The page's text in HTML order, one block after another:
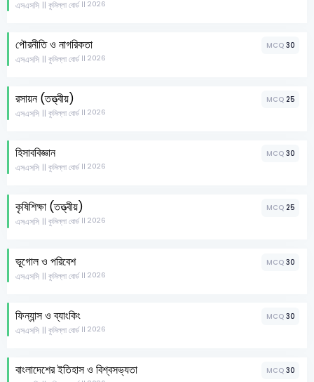
এসএসসি || কুমিল্লা বোর্ড || 2026
পৌরনীতি ও নাগরিকতা
এসএসসি || কুমিল্লা বোর্ড || 2026
MCQ 30
রসায়ন (তত্ত্বীয়)
এসএসসি || কুমিল্লা বোর্ড || 2026
MCQ 25
হিসাববিজ্ঞান
এসএসসি || কুমিল্লা বোর্ড || 2026
MCQ 30
কৃষিশিক্ষা (তত্ত্বীয়)
এসএসসি || কুমিল্লা বোর্ড || 2026
MCQ 25
ভূগোল ও পরিবেশ
এসএসসি || কুমিল্লা বোর্ড || 2026
MCQ 30
ফিন্যান্স ও ব্যাংকিং
এসএসসি || কুমিল্লা বোর্ড || 2026
MCQ 30
বাংলাদেশের ইতিহাস ও বিশ্বসভ্যতা MCQ 30